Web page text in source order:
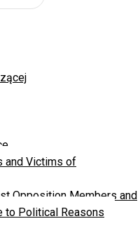
and Victims of
Opposition Members and
to Political Reasons